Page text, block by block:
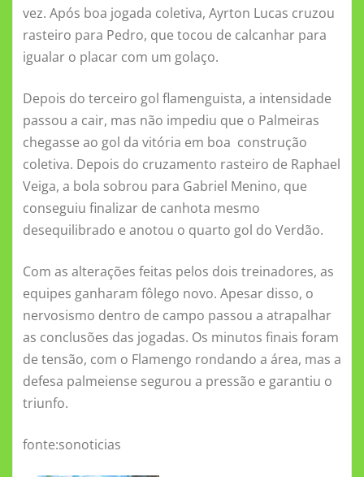
vez. Após boa jogada coletiva, Ayrton Lucas cruzou
rasteiro para Pedro, que tocou de calcanhar para
igualar o placar com um golaço.
Depois do terceiro gol flamenguista, a intensidade
passou a cair, mas não impediu que o Palmeiras
chegasse ao gol da vitória em boa construção
coletiva. Depois do cruzamento rasteiro de Raphael
Veiga, a bola sobrou para Gabriel Menino, que
conseguiu finalizar de canhota mesmo
desequilibrado e anotou o quarto gol do Verdão.
Com as alterações feitas pelos dois treinadores, as
equipes ganharam fôlego novo. Apesar disso, o
nervosismo dentro de campo passou a atrapalhar
as conclusões das jogadas. Os minutos finais foram
de tensão, com o Flamengo rondando a área, mas a
defesa palmeiense segurou a pressão e garantiu o
triunfo.
fonte:sonoticias